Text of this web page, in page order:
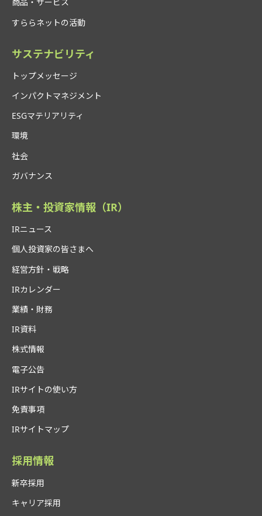
商品・サービス
すららネットの活動
サステナビリティ
トップメッセージ
インパクトマネジメント
ESGマテリアリティ
環境
社会
ガバナンス
株主・投資家情報（IR）
IRニュース
個人投資家の皆さまへ
経営方針・戦略
IRカレンダー
業績・財務
IR資料
株式情報
電子公告
IRサイトの使い方
免責事項
IRサイトマップ
採用情報
新卒採用
キャリア採用